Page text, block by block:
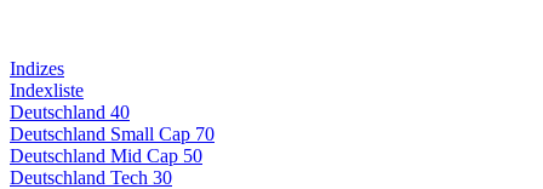
Indizes
Indexliste
Deutschland 40
Deutschland Small Cap 70
Deutschland Mid Cap 50
Deutschland Tech 30